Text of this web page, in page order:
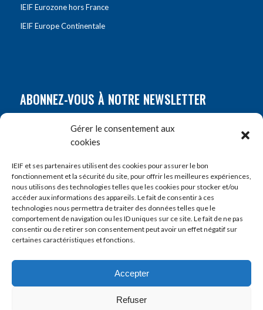
Gérer le consentement aux
cookies
IEIF et ses partenaires utilisent des cookies pour assurer le bon
fonctionnement et la sécurité du site, pour offrir les meilleures expériences,
nous utilisons des technologies telles que les cookies pour stocker et/ou
accéder aux informations des appareils. Le fait de consentir à ces
technologies nous permettra de traiter des données telles que le
comportement de navigation ou les ID uniques sur ce site. Le fait de ne pas
consentir ou de retirer son consentement peut avoir un effet négatif sur
certaines caractéristiques et fonctions.
Accepter
Refuser
IEIF Eurozone hors France
IEIF Europe Continentale
ABONNEZ-VOUS À NOTRE NEWSLETTER
Prénom*
E-mail*